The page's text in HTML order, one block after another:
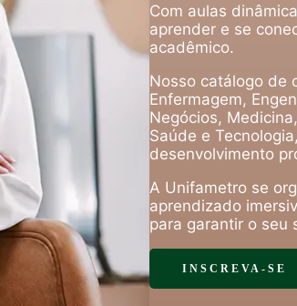
Com aulas
aprender e se
acadêmico.
Nosso catálogo de
Enfermagem,
Negócios,
Saúde e
desenvolvimento
A Unifametro se
aprendizado
para garantir o seu
INSCREVA-SE